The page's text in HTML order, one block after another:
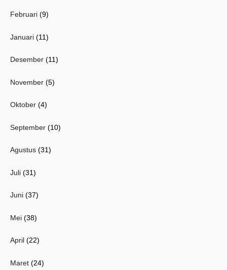
Februari (9)
Januari (11)
Desember (11)
November (5)
Oktober (4)
September (10)
Agustus (31)
Juli (31)
Juni (37)
Mei (38)
April (22)
Maret (24)